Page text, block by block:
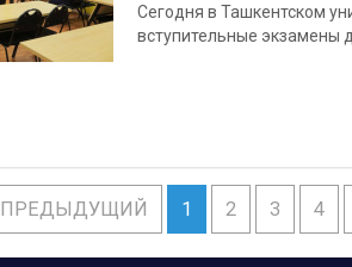
Сегодня в Ташкентском
вступительные экзамены
ПРЕДЫДУЩИЙ 1 2 3 4